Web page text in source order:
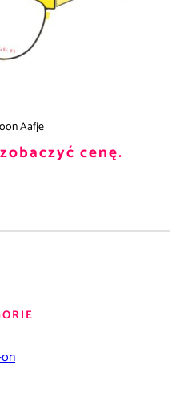
Aafje
cenę.